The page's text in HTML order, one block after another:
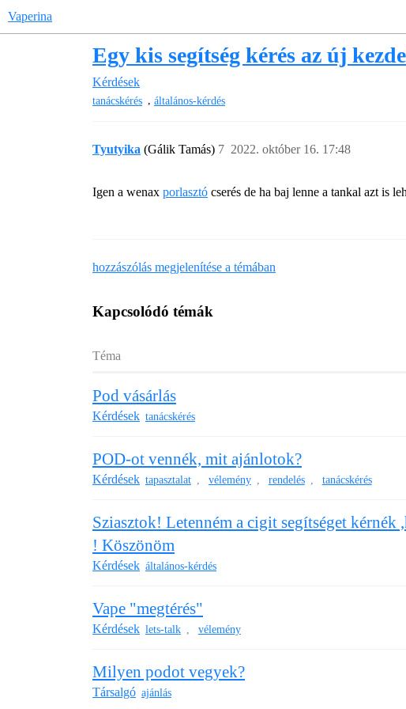
Vaperina
Egy kis segítség kérés az új
Kérdések
tanácskérés , általános-kérdés
Tyutyika (Gálik Tamás) 2022. október 16. 17:48
7
Igen a wenax porlasztó cserés de ha baj lenne a tankal azt is
hozzászólás megjelenítése a témában
Kapcsolódó témák
Téma
Pod vásárlás
Kérdések tanácskérés
POD-ot vennék, mit ajánlotok?
Kérdések tapasztalat , vélemény , rendelés , tanácskérés
Sziasztok! Letenném a cigit segítséget
! Köszönöm
Kérdések általános-kérdés
Vape "megtérés"
Kérdések lets-talk , vélemény
Milyen podot vegyek?
Társalgó ajánlás